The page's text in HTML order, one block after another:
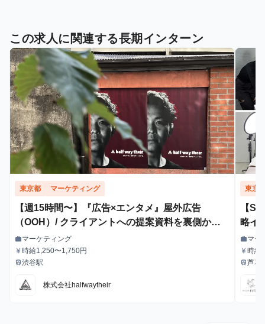
この求人に関連する長期インターン
東京都 マーケティング
【週15時間〜】『広告×エンタメ』屋外広告
（OOH）/ クライアントへの提案資料を裏側から
支えるインターン！
職種
workマーケティング
給与
currency_yen 時給1,250〜1,750円
最寄駅
train渋谷駅
株式会社halfwaytheir
東京
【
略イ
職種
workマー
給与
currency_yen 時給
給・
最寄駅
train芦花